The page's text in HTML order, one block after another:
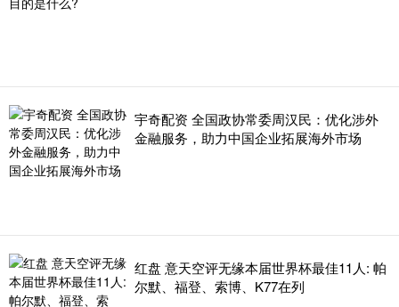
宇奇配资 全国政协常委周汉民：优化涉外
金融服务，助力中国企业拓展海外市场
红盘 意天空评无缘本届世界杯最佳11人: 帕
尔默、福登、索博、K77在列